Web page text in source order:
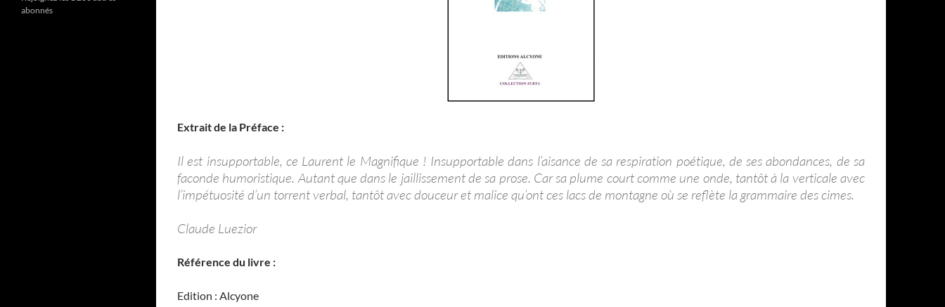
Extrait de la Préface :
Il est insupportable, ce Laurent le Magnifique ! Insupportable dans l’aisance de sa respiration poétique, de ses abondances, de sa
faconde humoristique. Autant que dans le jaillissement de sa prose. Car sa plume court comme une onde, tantôt à la verticale avec
l’impétuosité d’un torrent verbal, tantôt avec douceur et malice qu’ont ces lacs de montagne où se reflète la grammaire descimes.
Claude Luezior
Référence du livre :
Edition : Alcyone
abonnés